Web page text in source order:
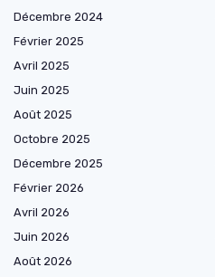
Décembre 2024
Février 2025
Avril 2025
Juin 2025
Août 2025
Octobre 2025
Décembre 2025
Février 2026
Avril 2026
Juin 2026
Août 2026